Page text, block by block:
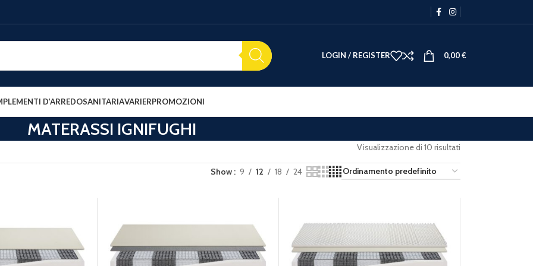
LOGIN / REGISTER 0,00€
D’ARREDOSANITARIAVARIERPROMOZIONI
MATERASSI IGNIFUGHI
Visualizzazione di 10 risultati
Show 9 12 18 24